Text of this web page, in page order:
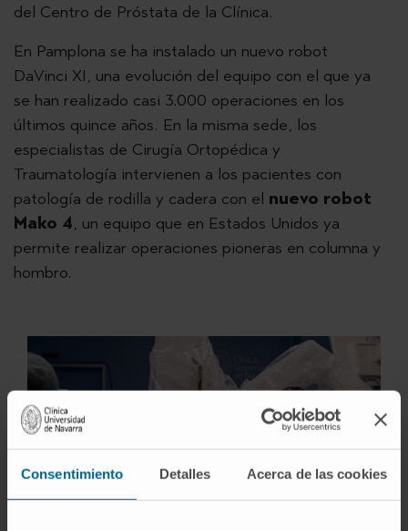
Consentimiento Detalles Acerca de las cookies
del Centro de Próstata de la Clínica.
En Pamplona se ha instalado un nuevo robot
DaVinci XI, una evolución del equipo con el que ya
se han realizado casi 3.000 operaciones en los
últimos quince años. En la misma sede, los
especialistas de Cirugía Ortopédica y
Traumatología intervienen a los pacientes con
patología de rodilla y cadera con el nuevo robot
Mako 4, un equipo que en Estados Unidos ya
permite realizar operaciones pioneras en columna y
hombro.